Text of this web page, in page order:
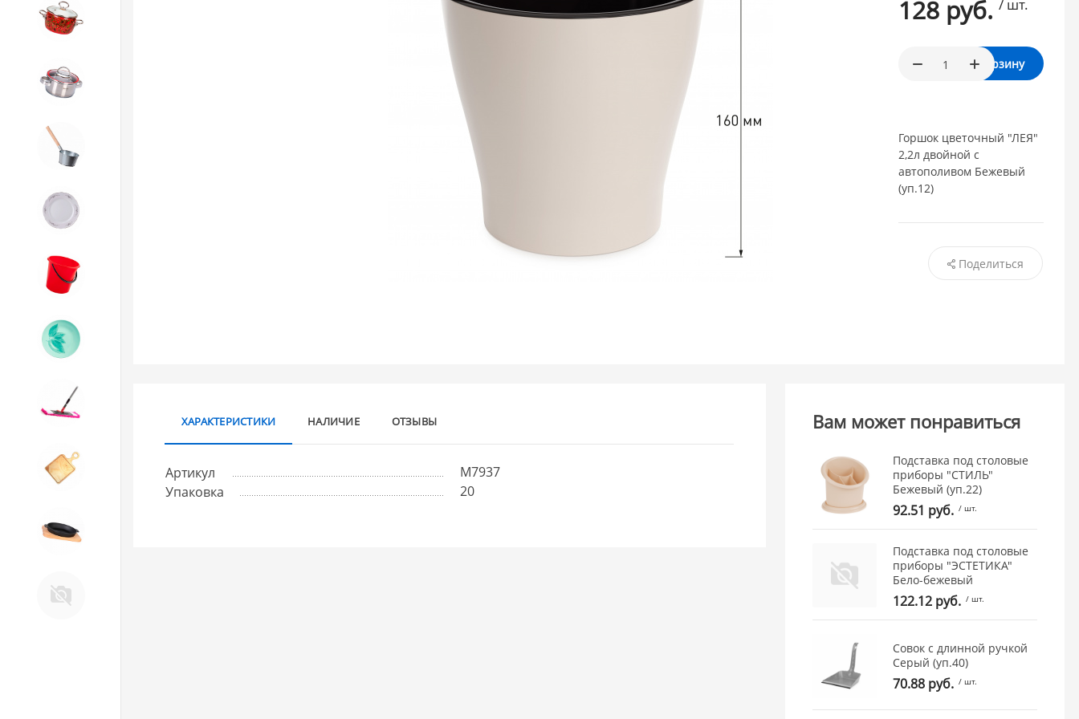
11. Товары для КУХНИ
128 руб. / шт.
В корзину
Горшок цветочный "ЛЕЯ"
2,2л двойной с
автополивом Бежевый
(уп.12)
Поделиться
ХАРАКТЕРИСТИКИ НАЛИЧИЕ ОТЗЫВЫ
Артикул
М7937
Упаковка
20
Вам может понравиться
Подставка под столовые
приборы "СТИЛЬ"
Бежевый (уп.22)
92.51 руб. / шт.
Подставка под столовые
приборы "ЭСТЕТИКА"
Бело-бежевый
122.12 руб. / шт.
Совок с длинной ручкой
Серый (уп.40)
70.88 руб. / шт.